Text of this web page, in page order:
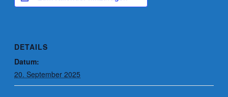
DETAILS
Datum:
20. September 2025